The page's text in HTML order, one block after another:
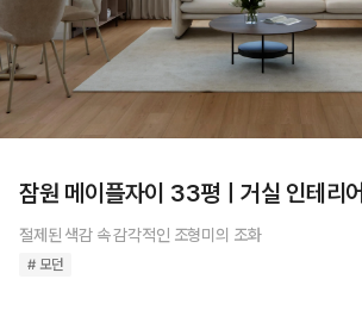
잠원 메이플자이 33평ㅣ거실 인테리어
절제된 색감 속 감각적인 조형미의 조화
# 모던